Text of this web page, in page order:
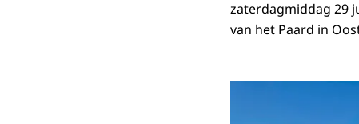
zaterdagmiddag 29
van het Paard in